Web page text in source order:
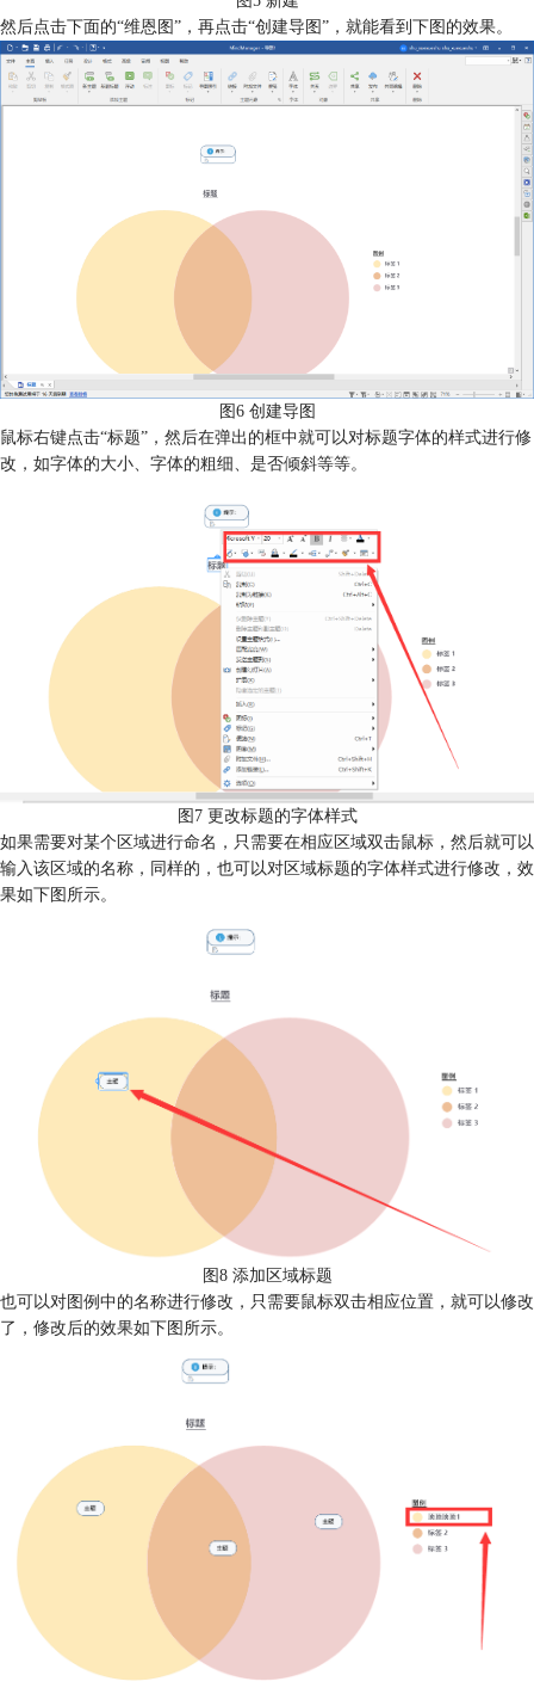
然后点击下面的“维恩图”，再点击“创建导图”，就能看到下图的效果。
图6 创建导图
鼠标右键点击“标题”，然后在弹出的框中就可以对标题字体的样式进行修
改，如字体的大小、字体的粗细、是否倾斜等等。
图7 更改标题的字体样式
如果需要对某个区域进行命名，只需要在相应区域双击鼠标，然后就可以
输入该区域的名称，同样的，也可以对区域标题的字体样式进行修改，效
果如下图所示。
图8 添加区域标题
也可以对图例中的名称进行修改，只需要鼠标双击相应位置，就可以修改
了，修改后的效果如下图所示。